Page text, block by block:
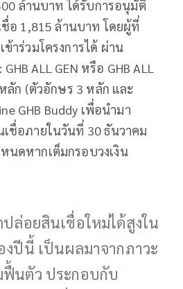
ล้านบาท ได้รับการอนุมัติ
ชื่อ 1,815 ล้านบาท โดยผู้ที่
าร่วมโครงการได้ ผ่าน
ALL GEN หรือ GHB ALL
ลัก (ตัวอักษร 3 หลัก และ
GHB Buddy เพื่อนำมา
ชื่อภายในวันที่ 30 ธันวาคม
นดหากเต็มกรอบวงเงิน
ปล่อยสินเชื่อใหม่ได้สูงใน
งปีนี้ เป็นผลมาจากภาวะ
ฟื้นตัว ประกอบกับ